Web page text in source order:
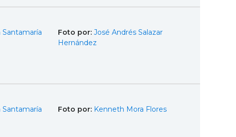
Santamaría
Foto por: José Andrés Salazar
Hernández
Santamaría
Foto por: Kenneth Mora Flores